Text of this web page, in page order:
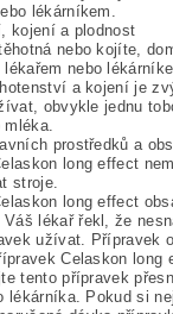
lékárníkem.
kojení a plodnost
nebo kojíte,
nebo
a kojení je
obvykle jednu
mléka.
prostředků a
long effect
stroje.
long effect
Váš lékař řekl, že
užívat. Přípravek
Celaskon long
tento přípravek
lékárníka. Pokud si